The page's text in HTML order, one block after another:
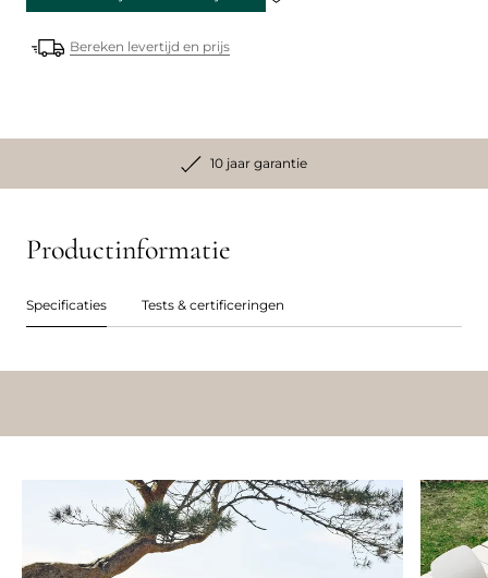
Bereken levertijd en prijs
10 jaar garantie
Productinformatie
Specificaties Tests & certificeringen